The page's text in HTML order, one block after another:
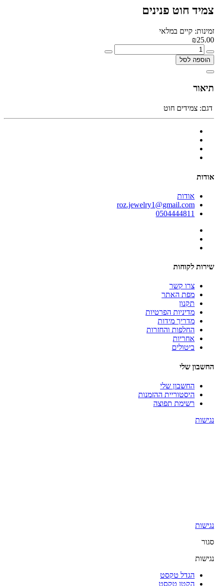
צמיד חוט פנינים
זמינות: קיים במלאי
₪25.00
הוספה לסל
תיאור
דגם: צמידים חוט
אודות
אודות
roz.jewelry1@gmail.com
0504444811
שירות לקוחות
צרו קשר
מפת האתר
תקנון
מדיניות הפרטיות
מדריך מידות
החלפות והחזרות
אחריות
ביטולים
החשבון שלי
החשבון שלי
היסטוריית ההזמנות
רשימת תפוצה
נגישות
נגישות
סגור
נגישות
הגדל טקסט
הקטן טקסט